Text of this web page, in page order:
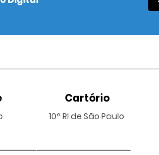
Cartório
10º RI de São Paulo